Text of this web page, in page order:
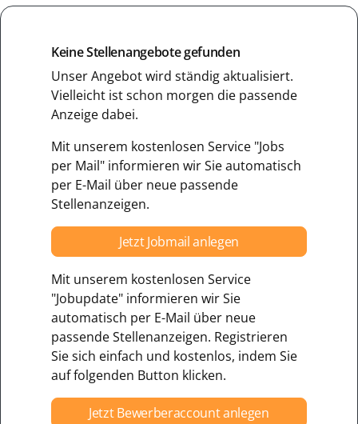
Keine Stellenangebote gefunden
Unser Angebot wird ständig aktualisiert.
Vielleicht ist schon morgen die passende
Anzeige dabei.
Mit unserem kostenlosen Service "Jobs
per Mail" informieren wir Sie automatisch
per E-Mail über neue passende
Stellenanzeigen.
Jetzt Jobmail anlegen
Mit unserem kostenlosen Service
"Jobupdate" informieren wir Sie
automatisch per E-Mail über neue
passende Stellenanzeigen. Registrieren
Sie sich einfach und kostenlos, indem Sie
auf folgenden Button klicken.
Jetzt Bewerberaccount anlegen